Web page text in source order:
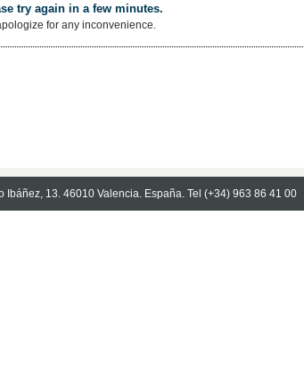
try again in a few minutes.
for any inconvenience.
Ibáñez, 13. 46010 Valencia. España. Tel (+34) 963 86 41 00